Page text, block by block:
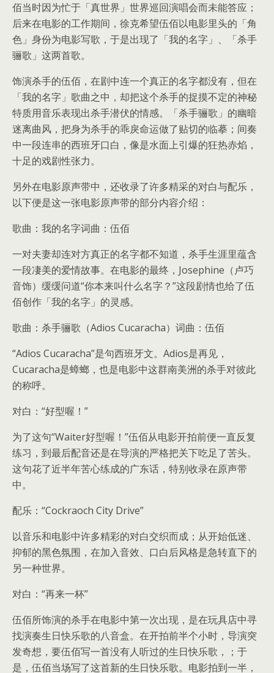
佰当时因为忙于「真世界」世界巡回演唱会而未能答应；
后来在电影的工作期间，徐克希望伍佰以电影里头的「角
色」身份为电影写歌，于是出现了「我的名字」、「杀手
骊歌」这两首歌。
饰演杀手的伍佰，在剧中连一个真正的名字都没有，但在
「我的名字」歌曲之中，却把这个杀手的捉摸不定的神秘
特质用音乐表现出杀手潜伏的情感。「杀手骊歌」的幽暗
迷离曲风，把身为杀手的乖戾命运做了贴切的临摹；间奏
中一段连串的西班牙口白，像是水面上引爆的狂热赤焰，
十足的戏剧性张力。
另外在电影原声带中，还收录了许多精采的对白与配乐，
以下便是这一张电影原声带的部分内容介绍：
歌曲：我的名字词曲：伍佰
一对夫妻却连对方真正的名字都不知道，杀手生涯里蕴含
一段凄美的爱情故事。在电影的最终，Josephine（卢巧
音饰）缓缓问道“你本来叫什么名字？”这段剧情也给了伍
佰创作「我的名字」的灵感。
歌曲：杀手骊歌（Adios Cucaracha）词曲：伍佰
“Adios Cucaracha”是句西班牙文。Adios是再见，
Cucaracha是蟑螂，也是电影中这群南美洲的杀手对彼此
的称呼。
对白：“好型喔！”
为了这句“Waiter好型喔！”伍佰从电影开拍前便一直反复
练习，到最后配音还是在导演的严格把关下吃足了苦头。
这句花了近半年苦心练成的广东话，特别收录在原声带
中。
配乐：“Cockraoch City Drive”
以音乐和电影中许多精彩的对白交织而成；从开始低迷、
抑郁的黑色氛围，在加入音效、口白后风格是急转直下的
另一种世界。
对白：“再来一杯”
伍佰所饰演的杀手在电影中第一次出现，是在玩具店中寻
找演奏生日快乐歌的八音盒。在开拍前半个小时，导演突
发奇想，要伍佰写一首没有人听过的生日快乐歌，；于
是，伍佰当场写了这首新的生日快乐歌。电影拍到一半，